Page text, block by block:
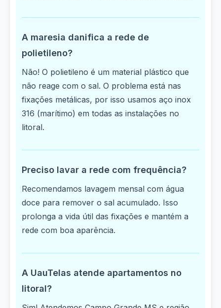
A maresia danifica a rede de
polietileno?
Não! O polietileno é um material plástico que
não reage com o sal. O problema está nas
fixações metálicas, por isso usamos aço inox
316 (marítimo) em todas as instalações no
litoral.
Preciso lavar a rede com frequência?
Recomendamos lavagem mensal com água
doce para remover o sal acumulado. Isso
prolonga a vida útil das fixações e mantém a
rede com boa aparência.
A UauTelas atende apartamentos no
litoral?